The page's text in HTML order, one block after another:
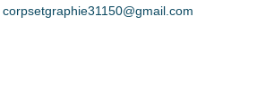
corpsetgraphie31150@gmail.com